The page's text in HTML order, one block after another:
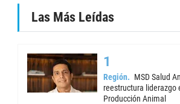
Las Más Leídas
Región
MSD Salud
reestructura liderazgo
Producción Animal